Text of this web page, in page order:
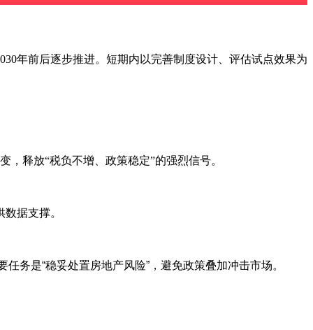
年前后逐步推进‌。短期内以完善制度设计、评估试点效果为
，释放“税负不增、政策稳定”的强烈信号。
据支撑。
务是“稳妥处置房地产风险”，避免政策叠加冲击市场。